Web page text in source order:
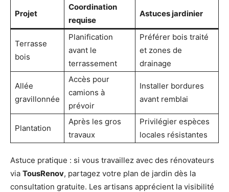
Projet
Coordination
requise
Astuces jardinier
Terrasse
bois
Planification
avant le
terrassement
Préférer bois traité
et zones de
drainage
Allée
gravillonnée
Accès pour
camions à
prévoir
Installer bordures
avant remblai
Plantation
Après les gros
travaux
Privilégier espèces
locales résistantes
Astuce pratique : si vous travaillez avec des rénovateurs
via TousRenov, partagez votre plan de jardin dès la
consultation gratuite. Les artisans apprécient la visibilité